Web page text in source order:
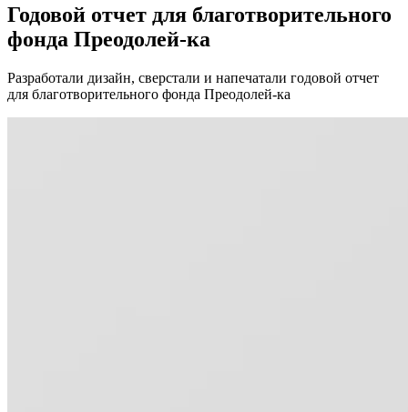
Годовой отчет для благотворительного
фонда Преодолей-ка
Разработали дизайн, сверстали и напечатали годовой отчет
для благотворительного фонда Преодолей-ка